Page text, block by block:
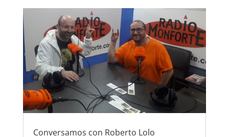
Conversamos con Roberto Lolo